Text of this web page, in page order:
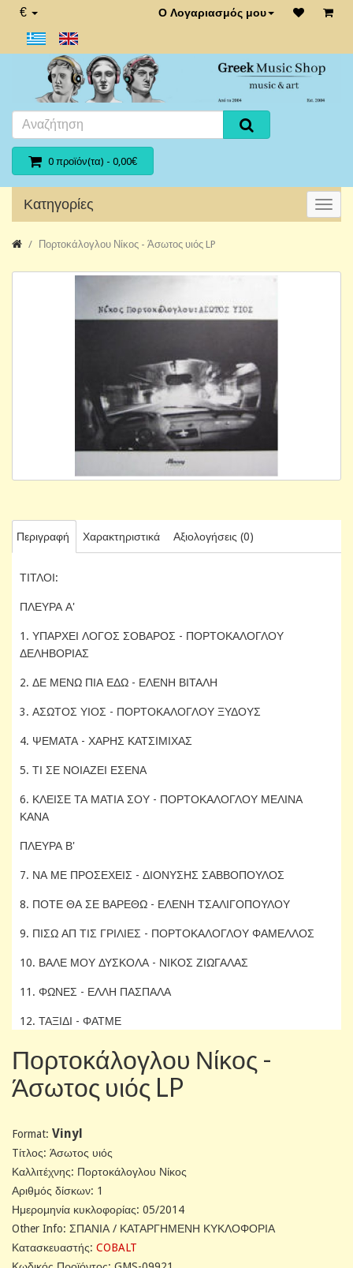
€ Ο Λογαριασμός μου
0 προϊόν(τα) - 0,00€
Κατηγορίες
Πορτοκάλογλου Νίκος - Άσωτος υιός LP
Περιγραφή Χαρακτηριστικά Αξιολογήσεις (0)
ΤΙΤΛΟΙ:
ΠΛΕΥΡΑ Α'
1. ΥΠΑΡΧΕΙ ΛΟΓΟΣ ΣΟΒΑΡΟΣ - ΠΟΡΤΟΚΑΛΟΓΛΟΥ
ΔΕΛΗΒΟΡΙΑΣ
2. ΔΕ ΜΕΝΩ ΠΙΑ ΕΔΩ - ΕΛΕΝΗ ΒΙΤΑΛΗ
3. ΑΣΩΤΟΣ ΥΙΟΣ - ΠΟΡΤΟΚΑΛΟΓΛΟΥ ΞΥΔΟΥΣ
4. ΨΕΜΑΤΑ - ΧΑΡΗΣ ΚΑΤΣΙΜΙΧΑΣ
5. ΤΙ ΣΕ ΝΟΙΑΖΕΙ ΕΣΕΝΑ
6. ΚΛΕΙΣΕ ΤΑ ΜΑΤΙΑ ΣΟΥ - ΠΟΡΤΟΚΑΛΟΓΛΟΥ ΜΕΛΙΝΑ
ΚΑΝΑ
ΠΛΕΥΡΑ Β'
7. ΝΑ ΜΕ ΠΡΟΣΕΧΕΙΣ - ΔΙΟΝΥΣΗΣ ΣΑΒΒΟΠΟΥΛΟΣ
8. ΠΟΤΕ ΘΑ ΣΕ ΒΑΡΕΘΩ - ΕΛΕΝΗ ΤΣΑΛΙΓΟΠΟΥΛΟΥ
9. ΠΙΣΩ ΑΠ ΤΙΣ ΓΡΙΛΙΕΣ - ΠΟΡΤΟΚΑΛΟΓΛΟΥ ΦΑΜΕΛΛΟΣ
10. ΒΑΛΕ ΜΟΥ ΔΥΣΚΟΛΑ - ΝΙΚΟΣ ΖΙΩΓΑΛΑΣ
11. ΦΩΝΕΣ - ΕΛΛΗ ΠΑΣΠΑΛΑ
12. ΤΑΞΙΔΙ - ΦΑΤΜΕ
Πορτοκάλογλου Νίκος -
Άσωτος υιός LP
Format: Vinyl
Tίτλος: Άσωτος υιός
Καλλιτέχνης: Πορτοκάλογλου Νίκος
Αριθμός δίσκων: 1
Ημερομηνία κυκλοφορίας: 05/2014
Other Info: ΣΠΑΝΙΑ / ΚΑΤΑΡΓΗΜΕΝΗ ΚΥΚΛΟΦΟΡΙΑ
Κατασκευαστής: COBALT